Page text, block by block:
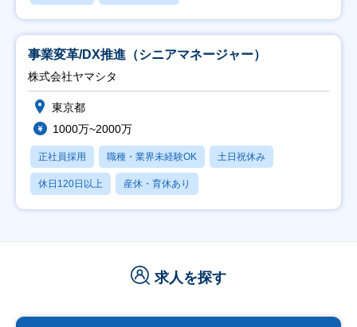
事業変革/DX推進（シニアマネージャー）
株式会社ヤマシタ
東京都
1000万~2000万
正社員採用 職種・業界未経験OK 土日祝休み
休日120日以上 産休・育休あり
求人を探す